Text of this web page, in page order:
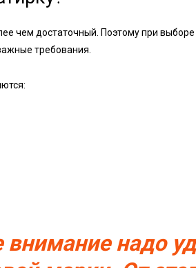
чем достаточный. Поэтому при
требования.
надо